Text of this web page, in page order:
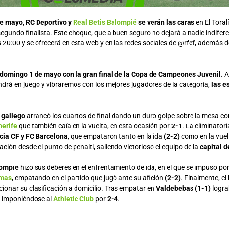
mayo, RC Deportivo yReal Betis Balompiése verán las carasen El
finalista. Este choque, que a buen seguro no dejará a nadie
y se ofrecerá en esta web y en las redes sociales de @rfef, además
1 de mayo con la gran final de la Copa de Campeones Juvenil.
en juego y vibraremos con los mejores jugadores de la categoría, las
gallegoarrancó los cuartos de final dando un duro golpe sobre la mesa
que también caía en la vuelta, en esta ocasión por2-1. La
CF y FC Barcelona, que empataron tanto en la ida (2-2)como en la
desde el punto de penalti, saliendo victorioso el equipo de la capital
hizo sus deberes en el enfrentamiento de ida, en el que se impuso por
, empatando en el partido que jugó ante su afición (2-2). Finalmente, el
su clasificación a domicilio. Tras empatar en Valdebebas(1-1)
imponiéndose al Athletic Club por2-4.